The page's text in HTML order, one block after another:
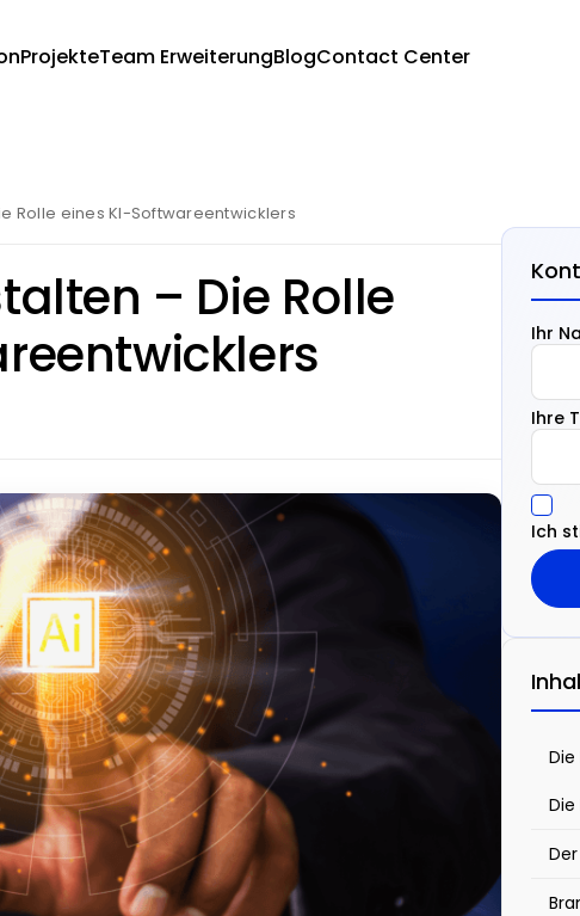
ProjekteTeam ErweiterungBlogContact Center
Rolle eines KI-Softwareentwicklers
– Die Rolle
Ihr
Ihre
Ich